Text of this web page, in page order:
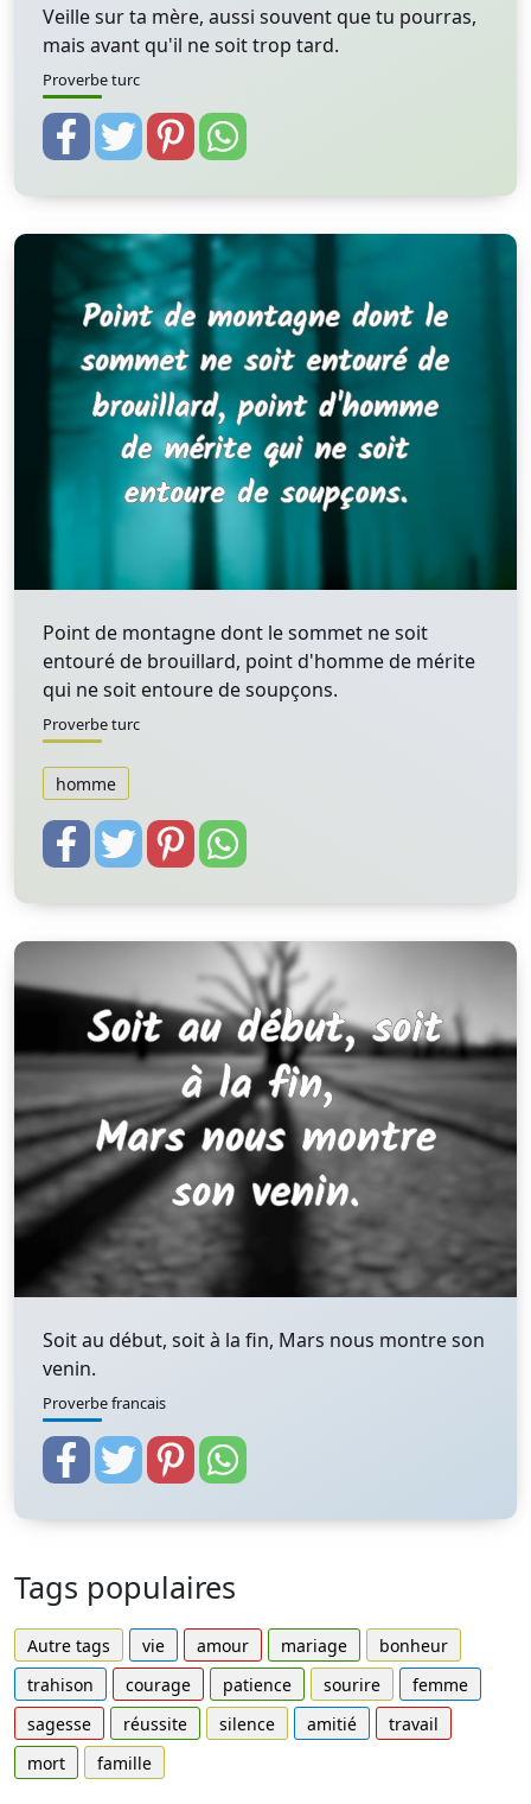
Veille sur ta mère, aussi souvent que tu pourras,
mais avant qu'il ne soit trop tard.
Proverbe turc
Point de montagne dont le sommet ne soit
entouré de brouillard, point d'homme de mérite
qui ne soit entoure de soupçons.
Proverbe turc
homme
Soit au début, soit à la fin, Mars nous montre son
venin.
Proverbe francais
Tags populaires
Autre tags vie amour mariage
bonheur
trahison
courage patience sourire
femme
sagesse
réussite silence amitié
travail
mort
famille